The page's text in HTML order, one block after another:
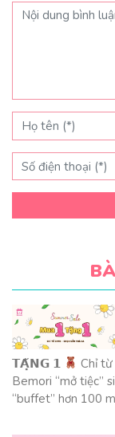
𝗧𝗔̣̆𝗡𝗚 𝟭
Chỉ
Bemori “mở tiệc”
“buffet” hơn 100